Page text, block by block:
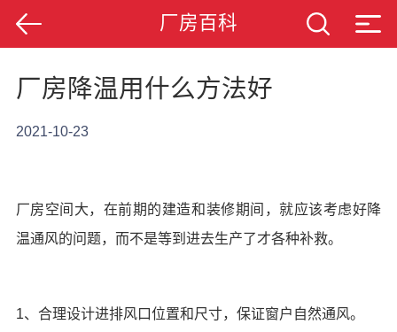
厂房百科
厂房降温用什么方法好
2021-10-23
厂房空间大，在前期的建造和装修期间，就应该考虑好降
温通风的问题，而不是等到进去生产了才各种补救。
1、合理设计进排风口位置和尺寸，保证窗户自然通风。